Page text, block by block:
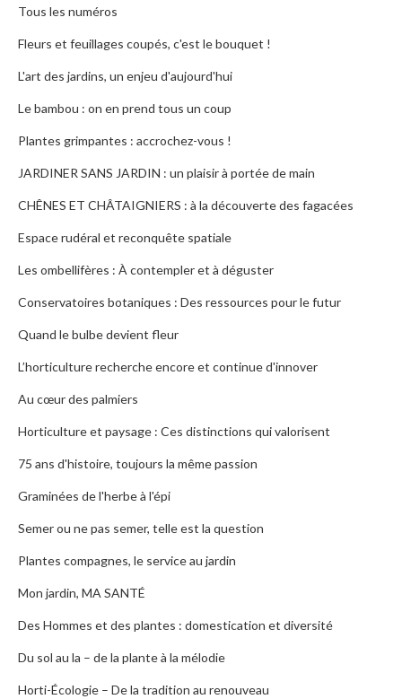
Tous les numéros
Fleurs et feuillages coupés, c'est le bouquet !
L'art des jardins, un enjeu d'aujourd'hui
Le bambou : on en prend tous un coup
Plantes grimpantes : accrochez-vous !
JARDINER SANS JARDIN : un plaisir à portée de main
CHÊNES ET CHÂTAIGNIERS : à la découverte des fagacées
Espace rudéral et reconquête spatiale
Les ombellifères : À contempler et à déguster
Conservatoires botaniques : Des ressources pour le futur
Quand le bulbe devient fleur
L’horticulture recherche encore et continue d'innover
Au cœur des palmiers
Horticulture et paysage : Ces distinctions qui valorisent
75 ans d'histoire, toujours la même passion
Graminées de l'herbe à l'épi
Semer ou ne pas semer, telle est la question
Plantes compagnes, le service au jardin
Mon jardin, MA SANTÉ
Des Hommes et des plantes : domestication et diversité
Du sol au la – de la plante à la mélodie
Horti-Écologie – De la tradition au renouveau